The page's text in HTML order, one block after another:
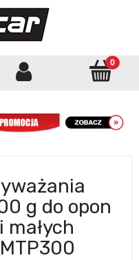
g do opon